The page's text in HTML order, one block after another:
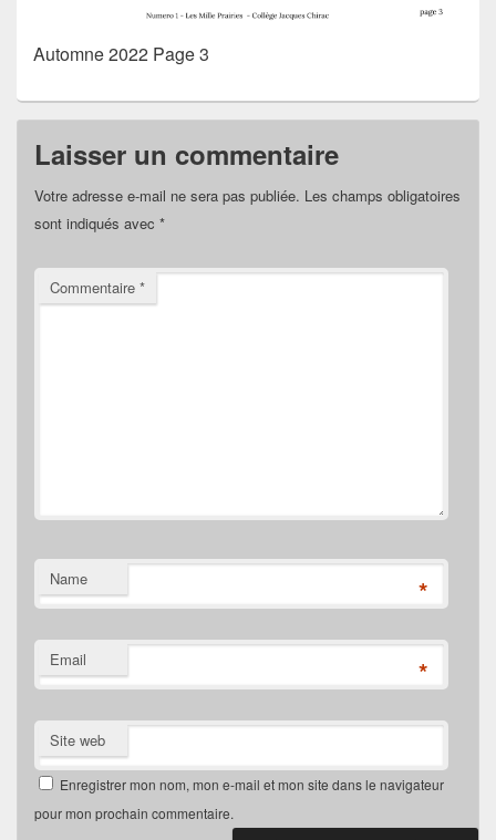
Automne 2022 Page 3
Laisser un commentaire
Votre adresse e-mail ne sera pas publiée. Les champs obligatoires
sont indiqués avec *
Commentaire *
Name *
Email *
Site web
Enregistrer mon nom, mon e-mail et mon site dans le navigateur
pour mon prochain commentaire.